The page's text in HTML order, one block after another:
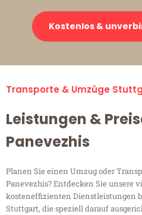
Kostenlos &
Transporte & Umzüge
Leistungen &
Panevezhis
Planen Sie einen Umzug oder
Panevezhis? Entdecken Sie unsere
kosteneffizienten Dienstleistungen
Stuttgart, die speziell darauf